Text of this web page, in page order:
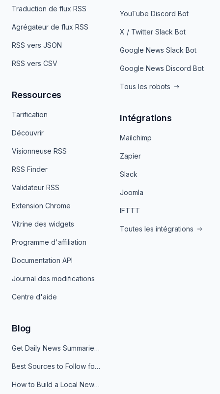
Traduction de flux RSS
Agrégateur de flux RSS
RSS vers JSON
RSS vers CSV
Ressources
Tarification
Découvrir
Visionneuse RSS
RSS Finder
Validateur RSS
Extension Chrome
Vitrine des widgets
Programme d'affiliation
Documentation API
Journal des modifications
Centre d'aide
YouTube Discord Bot
X / Twitter Slack Bot
Google News Slack Bot
Google News Discord Bot
Tous les robots
Intégrations
Mailchimp
Zapier
Slack
Joomla
IFTTT
Toutes les intégrations
Blog
Get Daily News Summaries About Any Topic in Telegram, Discord, Slack, and Email
Best Sources to Follow for Crypto News in Your Reader (2026)
How to Build a Local News Hub That Updates Itself